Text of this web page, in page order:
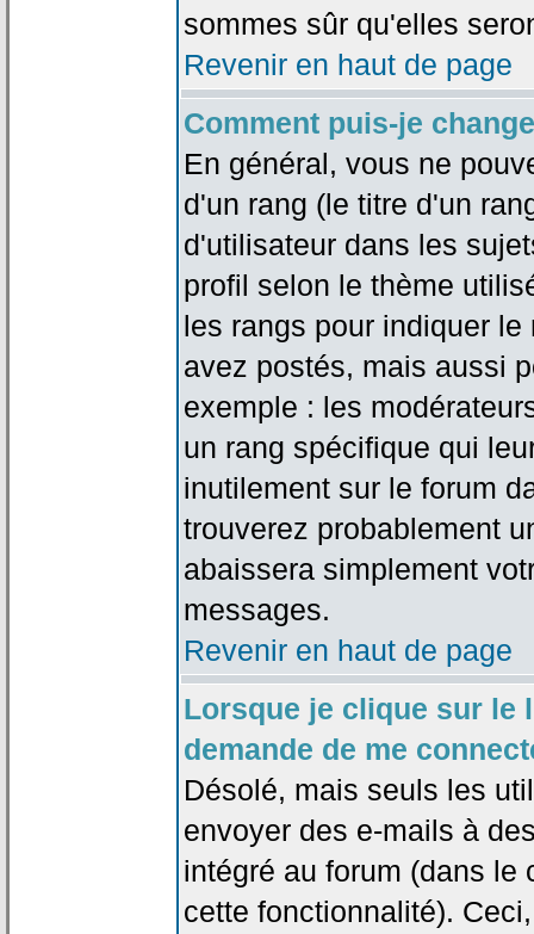
sommes sûr qu'elles
Revenir en haut de page
Comment puis-je
En général, vous ne
d'un rang (le titre d'un
d'utilisateur dans les
profil selon le thème
les rangs pour indiquer
avez postés, mais aussi
exemple : les
un rang spécifique qui
inutilement sur le forum
trouverez probablement
abaissera simplement
messages.
Revenir en haut de page
Lorsque je clique sur le
demande de me
Désolé, mais seuls les
envoyer des e-mails à
intégré au forum (dans le
cette fonctionnalité).